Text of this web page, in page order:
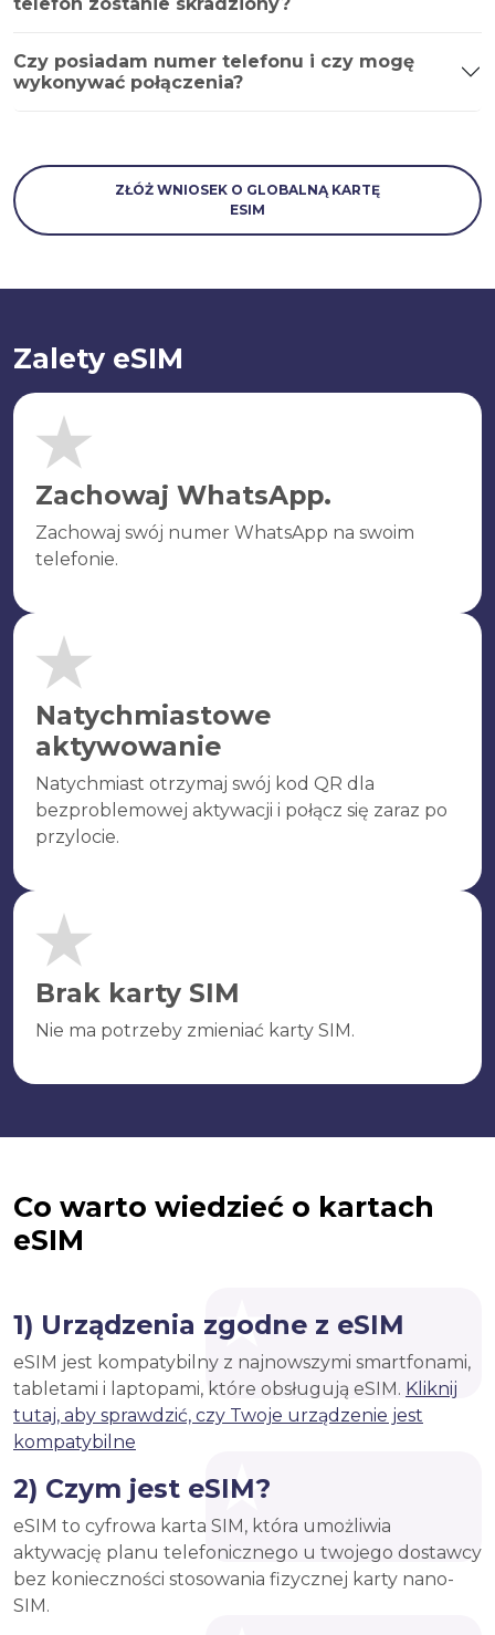
Czy posiadam numer telefonu i czy mogę
wykonywać połączenia?
ZŁÓŻ WNIOSEK O GLOBALNĄ KARTĘ
ESIM
Zalety eSIM
Zachowaj WhatsApp.
Zachowaj swój numer WhatsApp na swoim
telefonie.
Natychmiastowe
aktywowanie
Natychmiast otrzymaj swój kod QR dla
bezproblemowej aktywacji i połącz się zaraz po
przylocie.
Brak karty SIM
Nie ma potrzeby zmieniać karty SIM.
Co warto wiedzieć o kartach
eSIM
1) Urządzenia zgodne z eSIM
eSIM jest kompatybilny z najnowszymi smartfonami,
tabletami i laptopami, które obsługują eSIM. Kliknij
tutaj, aby sprawdzić, czy Twoje urządzenie jest
kompatybilne
2) Czym jest eSIM?
eSIM to cyfrowa karta SIM, która umożliwia
aktywację planu telefonicznego u twojego dostawcy
bez konieczności stosowania fizycznej karty nano-
SIM.